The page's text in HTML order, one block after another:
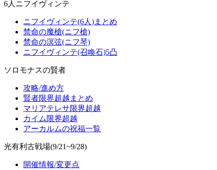
6人ニフイヴィンテ
ニフイヴィンテ(6人)まとめ
禁命の魔槍(ニフ槍)
禁命の溟弦(ニフ琴)
ニフイヴィンテ(召喚石)5凸
ソロモナスの賢者
攻略/進め方
賢者限界超越まとめ
マリアテレサ限界超越
カイム限界超越
アーカルムの祝福一覧
光有利古戦場(9/21~9/28)
開催情報/変更点